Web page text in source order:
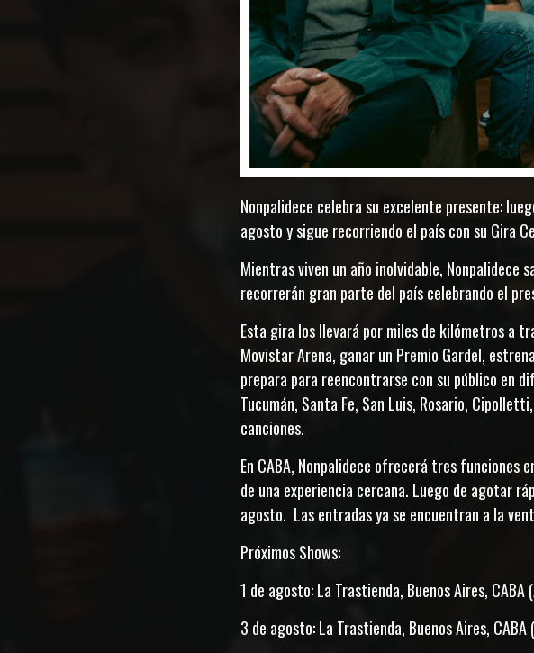
Nonpalidece celebra su excelente presente:
agosto y sigue recorriendo el país con su Gira
Mientras viven un año inolvidable, Nonpalidece
recorrerán gran parte del país celebrando el
Esta gira los llevará por miles de kilómetros a
Movistar Arena, ganar un Premio Gardel,
prepara para reencontrarse con su público en
Tucumán, Santa Fe, San Luis, Rosario,
canciones.
En CABA, Nonpalidece ofrecerá tres funciones
de una experiencia cercana. Luego de agotar
agosto. Las entradas ya se encuentran a la
Próximos Shows:
1 de agosto: La Trastienda, Buenos Aires, CABA
3 de agosto: La Trastienda, Buenos Aires, CABA